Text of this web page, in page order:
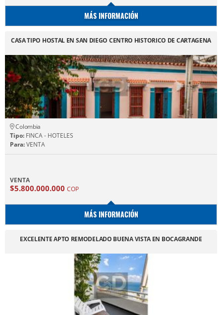
MÁS INFORMACIÓN
CASA TIPO HOSTAL EN SAN DIEGO CENTRO HISTORICO DE CARTAGENA
Colombia
Tipo: FINCA - HOTELES
Para:VENTA
VENTA
$5.800.000.000 COP
MÁS INFORMACIÓN
EXCELENTE APTO REMODELADO BUENA VISTA EN BOCAGRANDE